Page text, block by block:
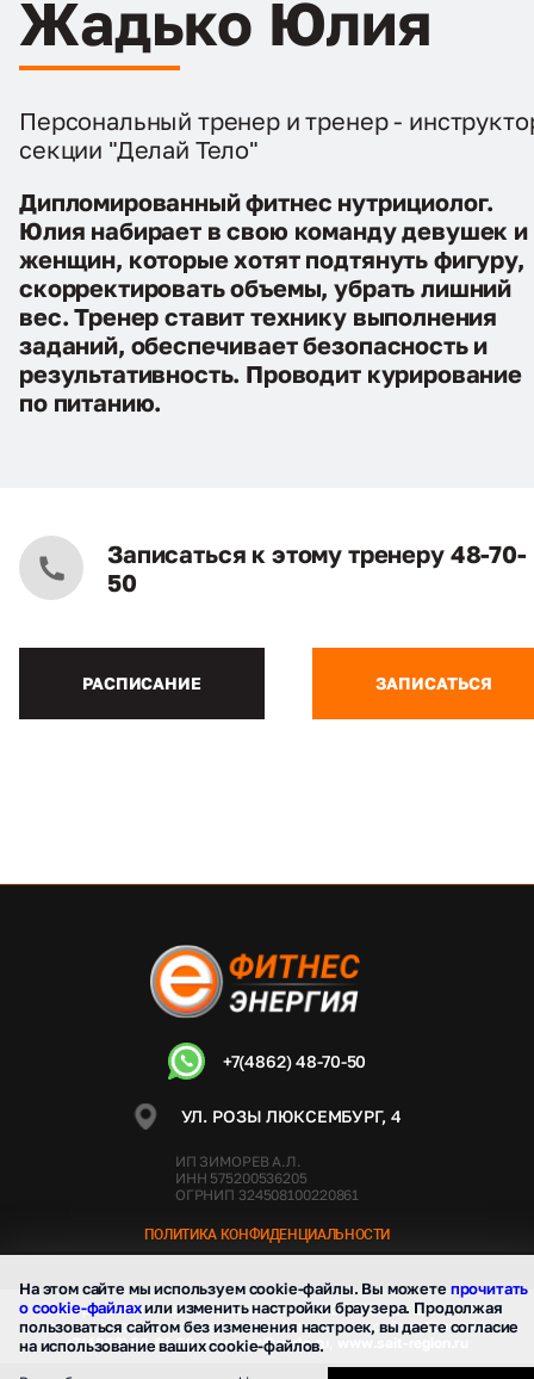
Жадько Юлия
Персональный тренер и тренер -
секции "Делай Тело"
Дипломированный фитнес нутрициолог.
Юлия набирает в свою команду девушек и
женщин, которые хотят подтянуть фигуру,
скорректировать объемы, убрать лишний
вес. Тренер ставит технику выполнения
заданий, обеспечивает безопасность и
результативность. Проводит курирование
по питанию.
Записаться к этому тренеру 48-70-
50
РАСПИСАНИЕ ЗАПИСАТЬСЯ
+7(4862) 48-70-50
УЛ. РОЗЫ ЛЮКСЕМБУРГ, 4
ИП ЗИМОРЕВ А.Л.
ИНН 575200536205
ОГРНИП 324508100220861
ПОЛИТИКА КОНФИДЕНЦИАЛЬНОСТИ
Сайт разработан при сотрудничестве с ООО "Регион Центр". По
вопросам продвижения и технической поддержки сайта обращайтесь:
+7(4862) 50-91-39,manager@vorle.ru
На этом сайте мы используем cookie-файлы. Вы можете прочитать
о cookie-файлахили изменить настройки браузера. Продолжая
пользоваться сайтом без изменения настроек, вы даете согласие
на использование ваших cookie-файлов.